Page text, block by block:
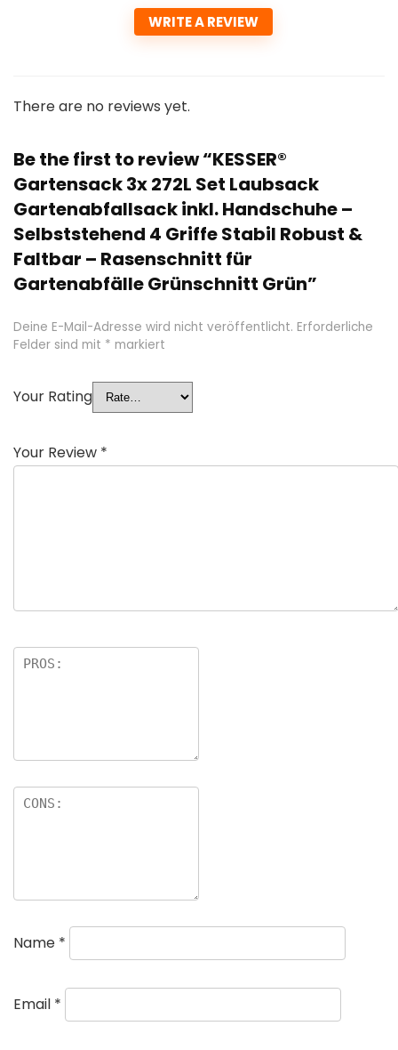
WRITE A REVIEW
There are no reviews yet.
Be the first to review “KESSER®
Gartensack 3x 272L Set Laubsack
Gartenabfallsack inkl. Handschuhe –
Selbststehend 4 Griffe Stabil Robust &
Faltbar – Rasenschnitt für
Gartenabfälle Grünschnitt Grün”
Deine E-Mail-Adresse wird nicht veröffentlicht. Erforderliche
Felder sind mit * markiert
Your Rating
Your Review *
Name *
Email *